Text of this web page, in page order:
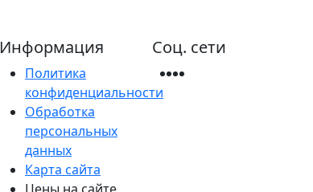
Информация
Политика
конфиденциальности
Обработка
персональных
данных
Карта сайта
Соц. сети